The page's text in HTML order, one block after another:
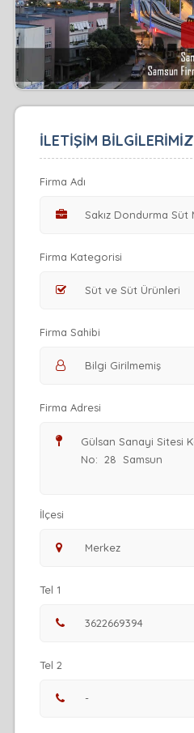
İLETİŞİM BİLGİLERİMİZ
Firma Adı
Firma Kategorisi
Firma Sahibi
Firma Adresi
İlçesi
Tel 1
Tel 2